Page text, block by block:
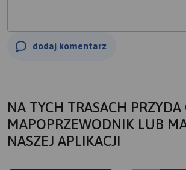
dodaj komentarz
NA TYCH TRASACH PRZYDA
MAPOPRZEWODNIK LUB
NASZEJ APLIKACJI